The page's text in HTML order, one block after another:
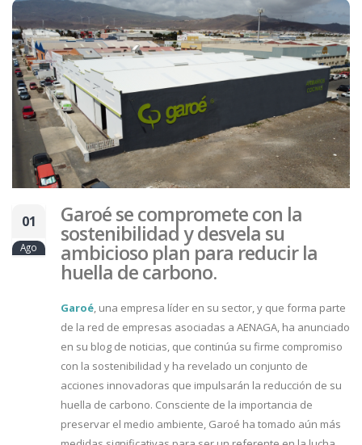
01
Ago
Garoé se compromete con la
sostenibilidad y desvela su
ambicioso plan para reducir la
huella de carbono.
Garoé, una empresa líder en su sector, y que forma parte
de la red de empresas asociadas a AENAGA, ha anunciado
en su blog de noticias, que continúa su firme compromiso
con la sostenibilidad y ha revelado un conjunto de
acciones innovadoras que impulsarán la reducción de su
huella de carbono. Consciente de la importancia de
preservar el medio ambiente, Garoé ha tomado aún más